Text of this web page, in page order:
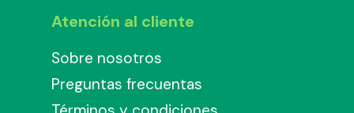
Atención al cliente
Sobre nosotros
Preguntas frecuentas